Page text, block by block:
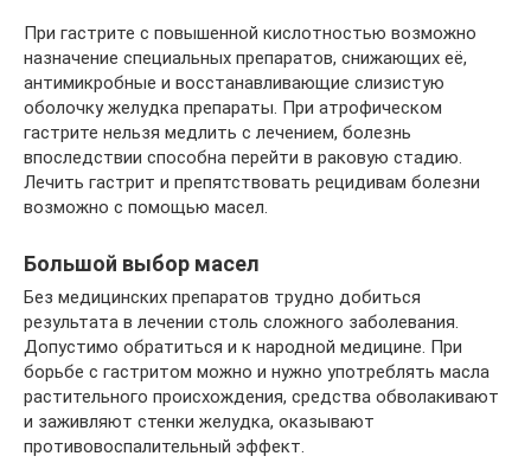
При гастрите с повышенной кислотностью возможно
назначение специальных препаратов, снижающих её,
антимикробные и восстанавливающие слизистую
оболочку желудка препараты. При атрофическом
гастрите нельзя медлить с лечением, болезнь
впоследствии способна перейти в раковую стадию.
Лечить гастрит и препятствовать рецидивам болезни
возможно с помощью масел.
Большой выбор масел
Без медицинских препаратов трудно добиться
результата в лечении столь сложного заболевания.
Допустимо обратиться и к народной медицине. При
борьбе с гастритом можно и нужно употреблять масла
растительного происхождения, средства обволакивают
и заживляют стенки желудка, оказывают
противовоспалительный эффект.